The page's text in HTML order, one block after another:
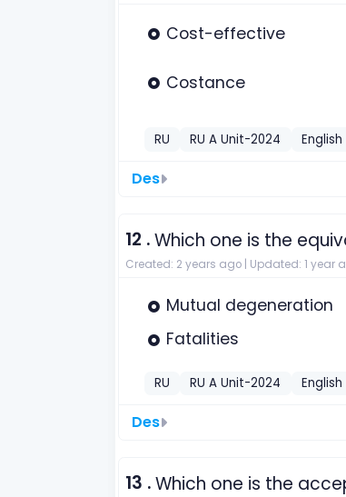
Cost-effective
Costance
RU RU A Unit-2024 English
Des
12 .Which one is the
Created: 2 years ago | Updated: 1 year
Mutual degeneration
Fatalities
RU RU A Unit-2024 English
Des
13 .Which one is the